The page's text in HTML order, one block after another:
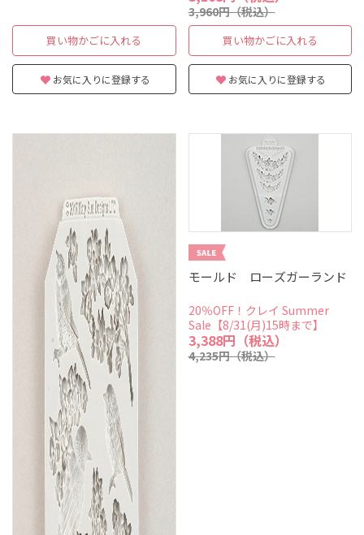
買い物かごに入れる
お気に入りに登録する
3,960円（税込）
買い物かごに入れる
お気に入りに登録する
モールド ローズガーランド
20％OFF！クレイ Summer
Sale【8/31(月)15時まで】
3,388円（税込）
4,235円（税込）